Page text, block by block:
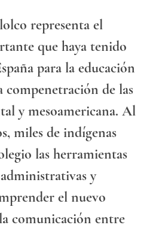
representa el
que haya tenido
para la educación
compenetración de las
y mesoamericana. Al
miles de indígenas
las herramientas
y
el nuevo
comunicación entre